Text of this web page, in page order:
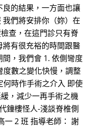
的結果，一方面也讓
們將安排你（妳）在
查，在這門診只有脊
有很充裕的時間跟醫
，我們會 1. 依側彎度
度數之變化快慢，調整
何時作手術之介入 即使
，減少一再手術之機
鐘樓怪人-淺談脊椎側
一 2 班 指導老師： 謝